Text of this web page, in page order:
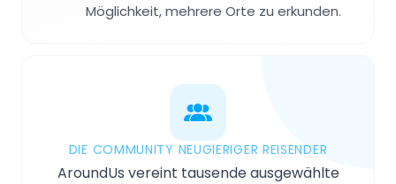
Möglichkeit, mehrere Orte zu erkunden.
DIE COMMUNITY NEUGIERIGER REISENDER
AroundUs vereint tausende ausgewählte